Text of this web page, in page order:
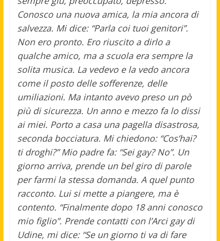
Conosco una nuova amica, la mia ancora di
salvezza. Mi dice: “Parla coi tuoi genitori”.
Non ero pronto. Ero riuscito a dirlo a
qualche amico, ma a scuola era sempre la
solita musica. La vedevo e la vedo ancora
come il posto delle sofferenze, delle
umiliazioni. Ma intanto avevo preso un pò
più di sicurezza. Un anno e mezzo fa lo dissi
ai miei. Porto a casa una pagella disastrosa,
seconda bocciatura. Mi chiedono: “Cos’hai?
ti droghi?” Mio padre fa: “Sei gay? No”. Un
giorno arriva, prende un bel giro di parole
per farmi la stessa domanda. A quel punto
racconto. Lui si mette a piangere, ma è
contento. “Finalmente dopo 18 anni conosco
mio figlio”. Prende contatti con l’Arci gay di
Udine, mi dice: “Se un giorno ti va di fare